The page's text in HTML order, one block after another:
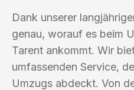
Dank unserer
genau, worauf es beim
Tarent ankommt. Wir
umfassenden Service,
Umzugs abdeckt. Von